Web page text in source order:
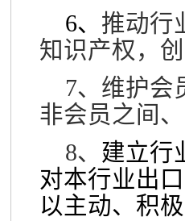
6、 推动行
知识产权，
7、维护会
非会员之间
8、 建立行
对本行业出
以主动、积